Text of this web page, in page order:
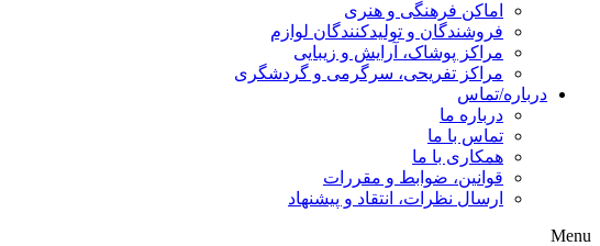
اماکن فرهنگی و هنری
فروشندگان و تولیدکنندگان لوازم
مراکز پوشاک، آرایش و زیبایی
مراکز تفریحی، سرگرمی و گردشگری
درباره/تماس
درباره ما
تماس با ما
همکاری با ما
قوانین، ضوابط و مقررات
ارسال نظرات، انتقاد و پیشنهاد
Menu